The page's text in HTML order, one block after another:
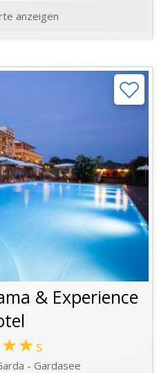
anzeigen
& Experience
s
- Gardasee